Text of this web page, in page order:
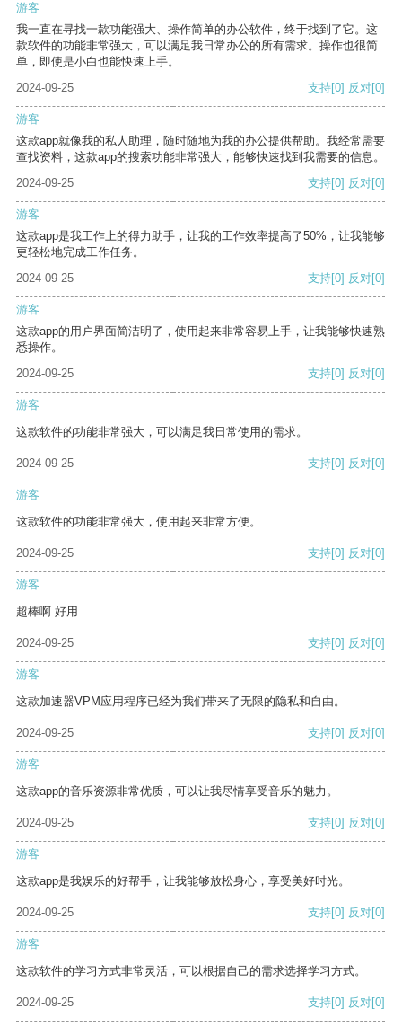
游客
我一直在寻找一款功能强大、操作简单的办公软件，终于找到了它。这
款软件的功能非常强大，可以满足我日常办公的所有需求。操作也很简
单，即使是小白也能快速上手。
2024-09-25
支持[0] 反对[0]
游客
这款app就像我的私人助理，随时随地为我的办公提供帮助。我经常需要
查找资料，这款app的搜索功能非常强大，能够快速找到我需要的信息。
2024-09-25
支持[0] 反对[0]
游客
这款app是我工作上的得力助手，让我的工作效率提高了50%，让我能够
更轻松地完成工作任务。
2024-09-25
支持[0] 反对[0]
游客
这款app的用户界面简洁明了，使用起来非常容易上手，让我能够快速熟
悉操作。
2024-09-25
支持[0] 反对[0]
游客
这款软件的功能非常强大，可以满足我日常使用的需求。
2024-09-25 支持[0] 反对[0]
游客
这款软件的功能非常强大，使用起来非常方便。
2024-09-25 支持[0] 反对[0]
游客
超棒啊 好用
2024-09-25 支持[0] 反对[0]
游客
这款加速器VPM应用程序已经为我们带来了无限的隐私和自由。
2024-09-25 支持[0] 反对[0]
游客
这款app的音乐资源非常优质，可以让我尽情享受音乐的魅力。
2024-09-25 支持[0] 反对[0]
游客
这款app是我娱乐的好帮手，让我能够放松身心，享受美好时光。
2024-09-25 支持[0] 反对[0]
游客
这款软件的学习方式非常灵活，可以根据自己的需求选择学习方式。
2024-09-25 支持[0] 反对[0]